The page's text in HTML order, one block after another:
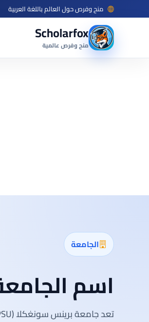
منح وفرص حول العالم باللغة العربية
Scholarfox
منح وفرص عالمية
الجامعة
اسم